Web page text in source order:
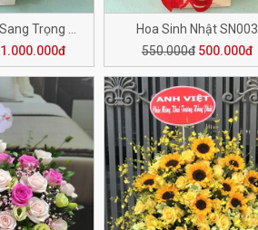
1.000.000đ
Hoa Sinh Nhật SN003
550.000đ 500.000đ